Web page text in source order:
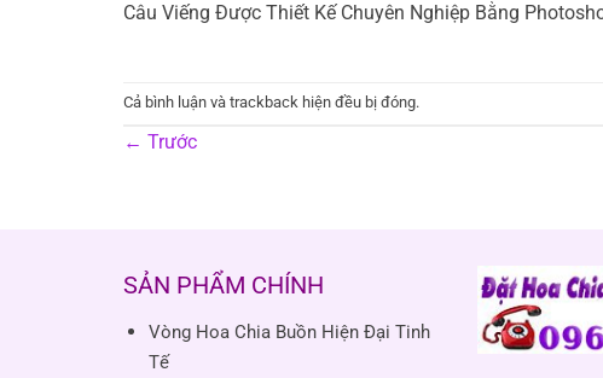
Câu Viếng Được Thiết Kế Chuyên Nghiệp Bằng
Cả bình luận và trackback hiện đều bị đóng.
← Trước
SẢN PHẨM CHÍNH
Vòng Hoa Chia Buồn Hiện Đại Tinh
Tế